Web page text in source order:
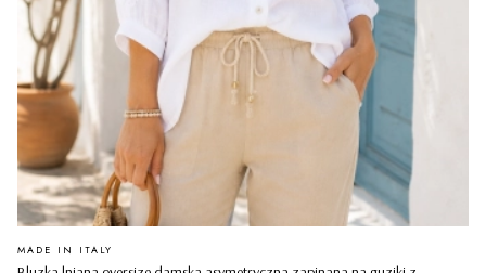
PRODUCENT
MADE IN ITALY